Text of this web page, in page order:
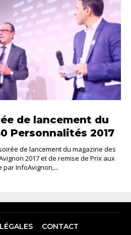
de lancement du
Personnalités 2017
de lancement du magazine des
2017 et de remise de Prix aux
par InfoAvignon,...
CONTACT